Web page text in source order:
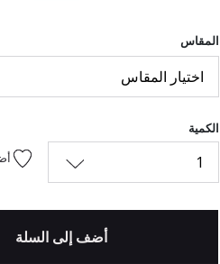
المقاس
اختيار المقاس
الكمية
1
أضف إلى السلة